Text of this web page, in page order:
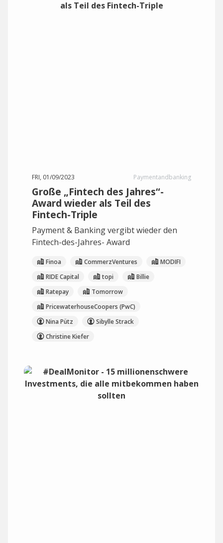
FRI, 01/09/2023 Paymentandbanking
Große „Fintech des Jahres“-
Award wieder als Teil des
Fintech-Triple
Payment & Banking vergibt wieder den
Fintech-des-Jahres- Award
Finoa CommerzVentures
MODIFI
RIDE Capital
topi
Billie
Ratepay
Tomorrow
PricewaterhouseCoopers (PwC)
Nina Pütz
Sibylle Strack
Christine Kiefer